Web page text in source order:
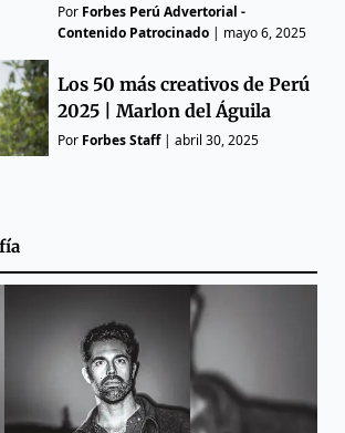
Por Forbes Perú Advertorial -
Contenido Patrocinado | mayo 6, 2025
Los 50 más creativos de Perú
2025 | Marlon del Águila
Por Forbes Staff|abril 30, 2025